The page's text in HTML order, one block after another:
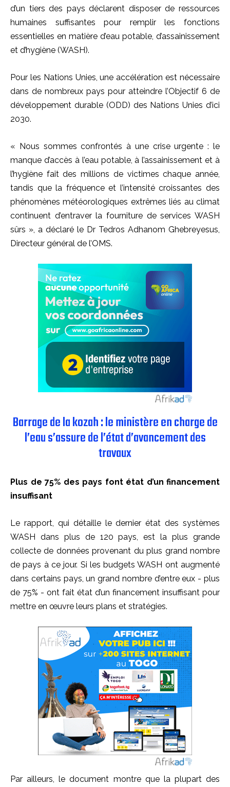
d’un tiers des pays déclarent disposer de ressources
humaines suffisantes pour remplir les fonctions
essentielles en matière d’eau potable, d’assainissement
et d’hygiène (WASH).
Pour les Nations Unies, une accélération est nécessaire
dans de nombreux pays pour atteindre l’Objectif 6 de
développement durable (ODD) des Nations Unies d’ici
2030.
« Nous sommes confrontés à une crise urgente : le
manque d’accès à l’eau potable, à l’assainissement et à
l’hygiène fait des millions de victimes chaque année,
tandis que la fréquence et l’intensité croissantes des
phénomènes météorologiques extrêmes liés au climat
continuent d’entraver la fourniture de services WASH
sûrs », a déclaré le Dr Tedros Adhanom Ghebreyesus,
Directeur général de l’OMS.
Barrage de la kozah : le ministère en charge de
l’eau s’assure de l’état d’avancement des
travaux
Plus de 75% des pays font état d’un financement
insuffisant
Le rapport, qui détaille le dernier état des systèmes
WASH dans plus de 120 pays, est la plus grande
collecte de données provenant du plus grand nombre
de pays à ce jour. Si les budgets WASH ont augmenté
dans certains pays, un grand nombre d’entre eux - plus
de 75% - ont fait état d’un financement insuffisant pour
mettre en œuvre leurs plans et stratégies.
Par ailleurs, le document montre que la plupart des